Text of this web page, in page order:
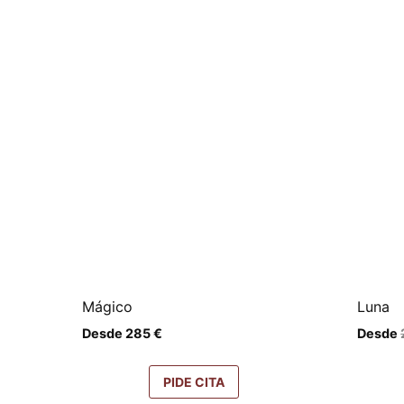
Mágico
Desde285€
PIDE CITA
Luna
Desde